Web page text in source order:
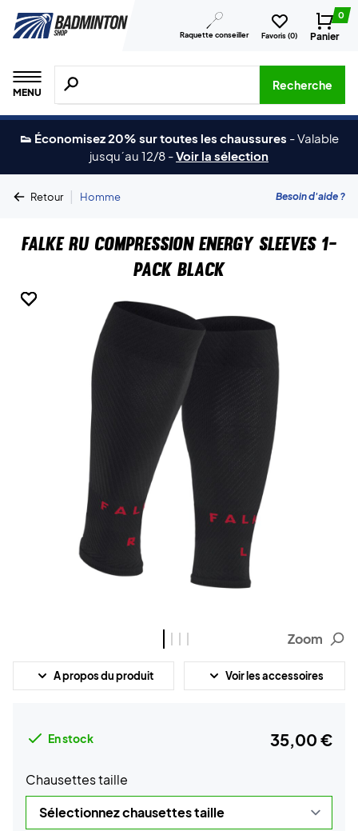
Raquette conseiller Favoris (0)
0
Panier
MENU
Recherche de produits, de marques, etc.
Recherche
👟 Économisez 20% sur toutes les chaussures -Valable
jusqu´au 12/8 -Voir la sélection
Retour | Homme Besoin d'aide ?
Falke RU Compression Energy Sleeves 1-
Pack Black
Zoom
A propos du produit Voir les accessoires
En stock 35,00 €
Chausettes taille